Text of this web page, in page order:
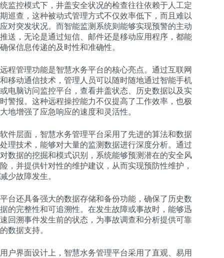
统监控模式下，井盖安全状况的检查往往依赖于人工定
期巡查，这种被动式管理方式不仅效率低下，而且难以
应对突发状况。而智能监测系统则能够实现预警的主动
推送，无论是通过短信、邮件还是移动应用程序，都能
确保信息传递的及时性和准确性。
远程管理功能是智慧水务平台的核心亮点。通过互联网
和移动通信技术，管理人员可以随时随地通过智能手机
或电脑访问监控平台，查看井盖状态、历史数据以及实
时警报。这种远程操控能力不仅提高了工作效率，也极
大地增强了应急响应的速度和灵活性。
软件层面，智慧水务管理平台采用了先进的算法和数据
处理技术，能够对大量的监测数据进行深度分析。通过
对数据的挖掘和模式识别，系统能够预测潜在的安全风
险，并提供针对性的维护建议，从而实现预防性维护，
减少故障发生。
平台还具备强大的数据存储和备份功能，确保了历史数
据的完整性和可追溯性。在发生故障或事故时，能够迅
速回溯事件发生前的状态，为事故调查和分析提供可靠
的数据支持。
用户界面设计上，智慧水务管理平台采用了直观、易用